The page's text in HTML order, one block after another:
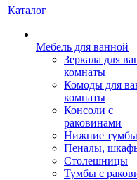
Каталог
Мебель для ванной
Зеркала для
комнаты
Комоды для
комнаты
Консоли с
раковинами
Нижние тумбы
Пеналы,
Столешницы
Тумбы с